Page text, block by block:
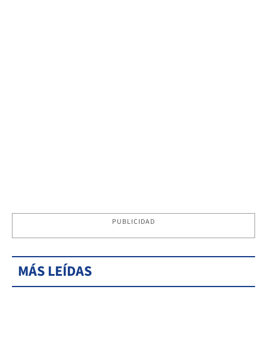
PUBLICIDAD
MÁS LEÍDAS